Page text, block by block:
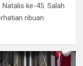
ke-45. Salah
ribuan